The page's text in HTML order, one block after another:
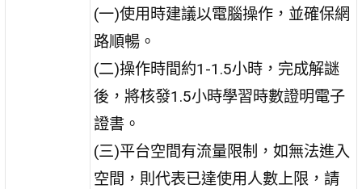
(一)使用時建議以電腦操作，並確保網
路順暢。
(二)操作時間約1-1.5小時，完成解謎
後，將核發1.5小時學習時數證明電子
證書。
(三)平台空間有流量限制，如無法進入
空間，則代表已達使用人數上限，請